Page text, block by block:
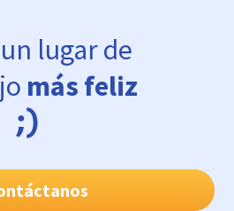
lugar de
más feliz